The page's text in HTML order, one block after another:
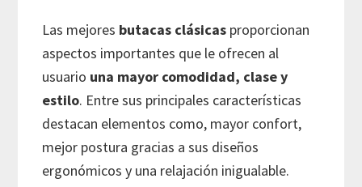
Las mejores butacas clásicas proporcionan
aspectos importantes que le ofrecen al
usuario una mayor comodidad, clase y
estilo. Entre sus principales características
destacan elementos como, mayor confort,
mejor postura gracias a sus diseños
ergonómicos y una relajación inigualable.